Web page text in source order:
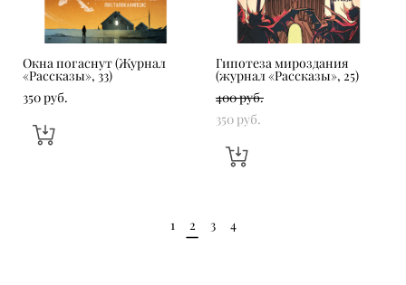
Окна погаснут (Журнал
«Рассказы», 33)
350 pуб.
Гипотеза мироздания
(журнал «‎Рассказы», 25)
400 pуб.
350 pуб.
1 2 3 4